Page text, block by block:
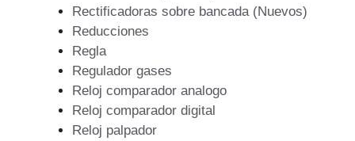
Rectificadoras sobre bancada (Nuevos)
Reducciones
Regla
Regulador gases
Reloj comparador analogo
Reloj comparador digital
Reloj palpador